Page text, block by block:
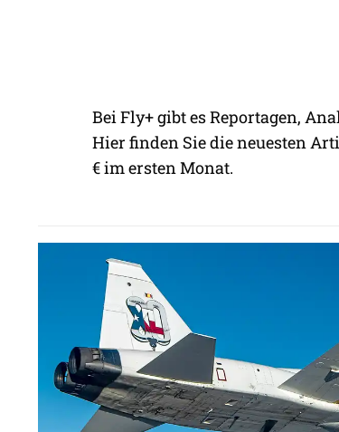
Bei Fly+ gibt es Reportagen,
Hier finden Sie die neuesten
€ im ersten Monat.